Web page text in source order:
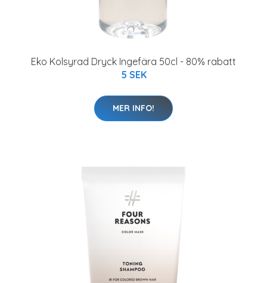
Eko Kolsyrad Dryck Ingefära 50cl - 80% rabatt
5 SEK
MER INFO!